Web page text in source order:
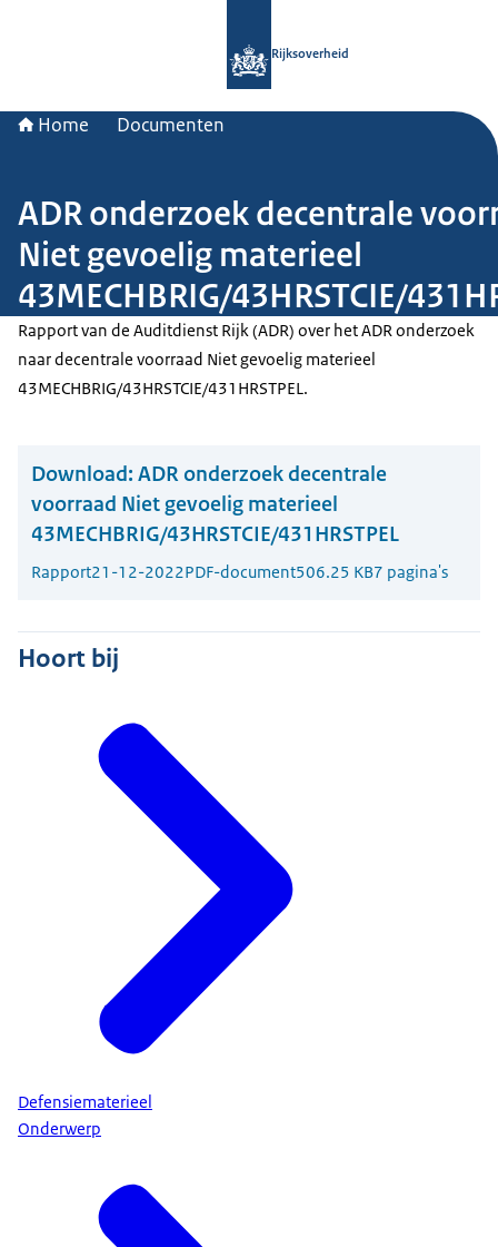
Rijksoverheid
Home Documenten
ADR onderzoek decentrale
Niet gevoelig materieel
43MECHBRIG/43HRSTCIE/
Rapport van de Auditdienst Rijk (ADR) over het ADR onderzoek
naar decentrale voorraad Niet gevoelig materieel
43MECHBRIG/43HRSTCIE/431HRSTPEL.
Download: ADR onderzoek decentrale
voorraad Niet gevoelig materieel
43MECHBRIG/43HRSTCIE/431HRSTPEL
Rapport21-12-2022PDF-document506.25 KB7 pagina's
Hoort bij
Defensiematerieel
Onderwerp